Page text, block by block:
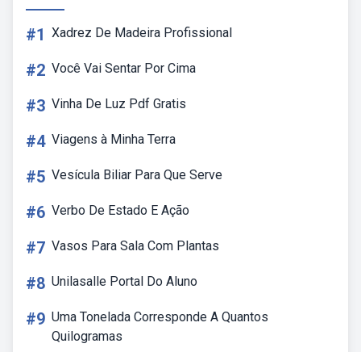
#1 Xadrez De Madeira Profissional
#2 Você Vai Sentar Por Cima
#3 Vinha De Luz Pdf Gratis
#4 Viagens à Minha Terra
#5 Vesícula Biliar Para Que Serve
#6 Verbo De Estado E Ação
#7 Vasos Para Sala Com Plantas
#8 Unilasalle Portal Do Aluno
#9 Uma Tonelada Corresponde A Quantos
Quilogramas